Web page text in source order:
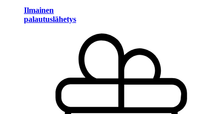
Ilmainen
palautuslähetys